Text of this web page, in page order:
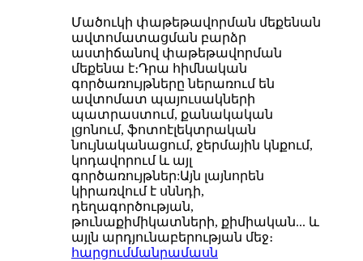
Մածուկի փաթեթավորման մեքենան
ավտոմատացման բարձր
աստիճանով փաթեթավորման
մեքենա է։Դրա հիմնական
գործառույթները ներառում են
ավտոմատ պայուսակների
պատրաստում, քանակական
լցոնում, ֆոտոէլեկտրական
նույնականացում, ջերմային կնքում,
կոդավորում և այլ
գործառույթներ:Այն լայնորեն
կիրառվում է սննդի,
դեղագործության,
թունաքիմիկատների, քիմիական... և
այլն արդյունաբերության մեջ։
հարցումմանրամասն